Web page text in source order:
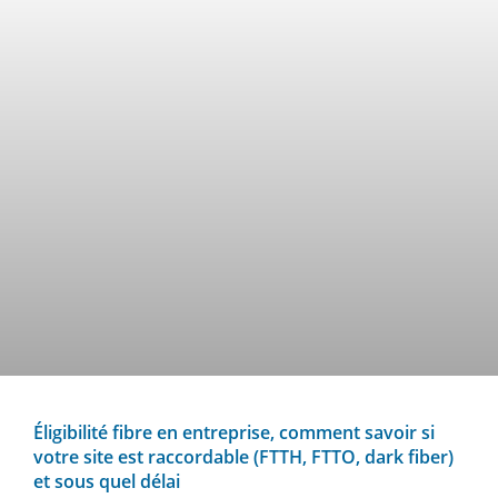
Éligibilité fibre en entreprise, comment savoir si
votre site est raccordable (FTTH, FTTO, dark fiber)
et sous quel délai